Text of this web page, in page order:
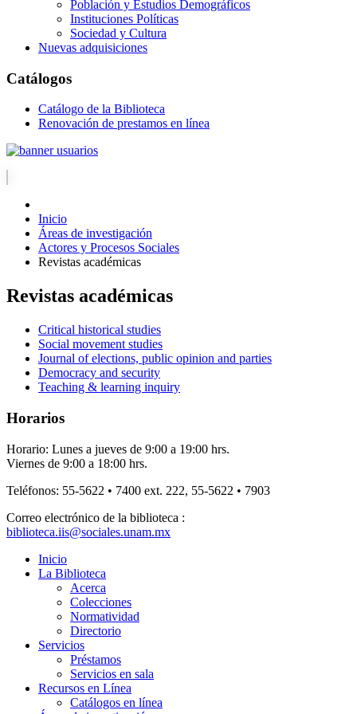
Población y Estudios Demográficos
Instituciones Políticas
Sociedad y Cultura
Nuevas adquisiciones
Catálogos
Catálogo de la Biblioteca
Renovación de prestamos en línea
Inicio
Áreas de investigación
Actores y Procesos Sociales
Revistas académicas
Revistas académicas
Critical historical studies
Social movement studies
Journal of elections, public opinion and parties
Democracy and security
Teaching & learning inquiry
Horarios
Horario: Lunes a jueves de 9:00 a 19:00 hrs.
Viernes de 9:00 a 18:00 hrs.
Teléfonos: 55-5622 • 7400 ext. 222, 55-5622 • 7903
Correo electrónico de la biblioteca :
biblioteca.iis@sociales.unam.mx
Inicio
La Biblioteca
Acerca
Colecciones
Normatividad
Directorio
Servicios
Préstamos
Servicios en sala
Recursos en Línea
Catálogos en línea